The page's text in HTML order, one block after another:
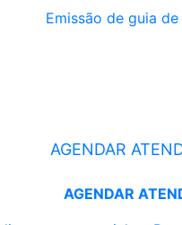
Emissão de guia
AGENDAR
AGENDAR